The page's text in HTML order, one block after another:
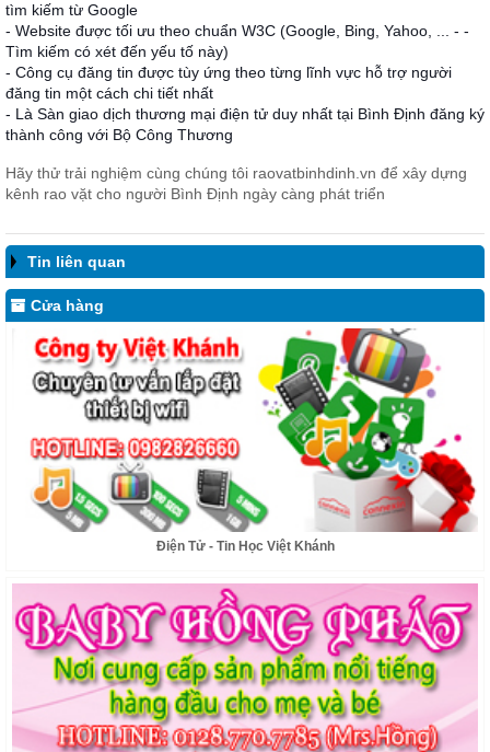
tìm kiếm từ Google
- Website được tối ưu theo chuẩn W3C (Google, Bing, Yahoo, ... - -
Tìm kiếm có xét đến yếu tố này)
- Công cụ đăng tin được tùy ứng theo từng lĩnh vực hỗ trợ người
đăng tin một cách chi tiết nhất
- Là Sàn giao dịch thương mại điện tử duy nhất tại Bình Định đăng ký
thành công với Bộ Công Thương
Hãy thử trải nghiệm cùng chúng tôi raovatbinhdinh.vn để xây dựng
kênh rao vặt cho người Bình Định ngày càng phát triển
Tin liên quan
Cửa hàng
đặt miễn phí.
Điện Tử - Tin Học Việt Khánh
Cửa hàng Baby Hồng Phát Quy Nhơn nơi cung cấp sản phẩm nổi tiếng